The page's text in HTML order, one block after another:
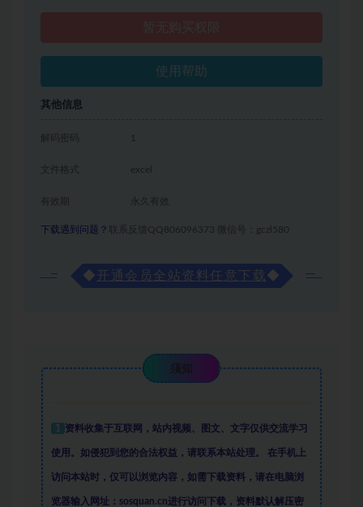
使用帮助
其他信息
1
文件格式 excel
有效期 永久有效
下载遇到问题？ 联系反馈QQ806096373 微信号：gczl580
◆ 开通会员全站资料任意下载◆
须知
1 资料收集于互联网 ， 站内视频、图文、文字仅供交流学习
使用。如侵犯到您的合法权益，请联系本站处理。 在手机上
访问本站时，仅可以浏览内容，如需下载资料，请在电脑浏
览器输入网址：sosquan.cn进行访问下载， 资料默认解压密